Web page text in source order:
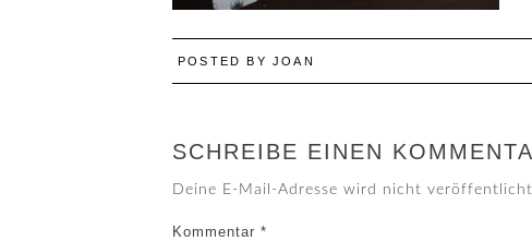
POSTED BY JOAN
SCHREIBE EINEN
Deine E-Mail-Adresse wird nicht
Kommentar *